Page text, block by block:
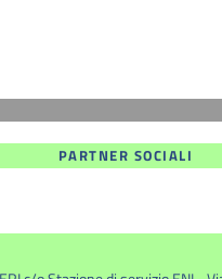
PARTNER SOCIALI